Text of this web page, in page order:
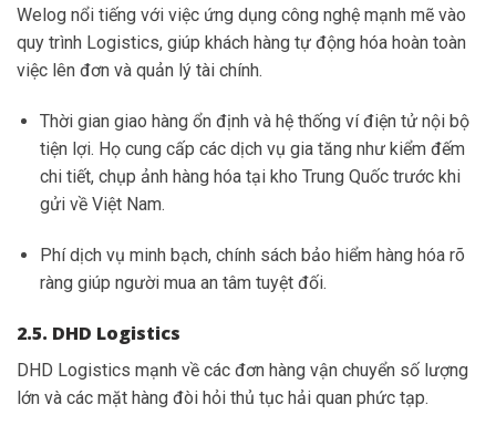
Welog nổi tiếng với việc ứng dụng công nghệ mạnh mẽ vào
quy trình Logistics, giúp khách hàng tự động hóa hoàn toàn
việc lên đơn và quản lý tài chính.
Thời gian giao hàng ổn định và hệ thống ví điện tử nội bộ
tiện lợi. Họ cung cấp các dịch vụ gia tăng như kiểm đếm
chi tiết, chụp ảnh hàng hóa tại kho Trung Quốc trước khi
gửi về Việt Nam.
Phí dịch vụ minh bạch, chính sách bảo hiểm hàng hóa rõ
ràng giúp người mua an tâm tuyệt đối.
2.5. DHD Logistics
DHD Logistics mạnh về các đơn hàng vận chuyển số lượng
lớn và các mặt hàng đòi hỏi thủ tục hải quan phức tạp.